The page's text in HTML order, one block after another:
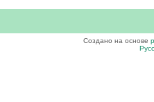
Создано на основе